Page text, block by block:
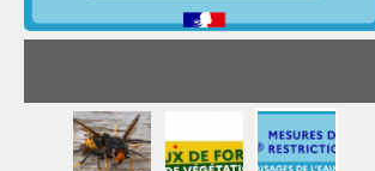
READ MORE